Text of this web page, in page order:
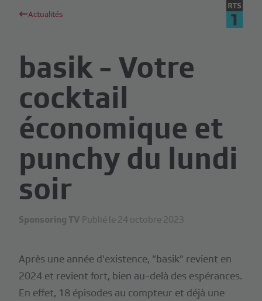
Actualités
basik - Votre
cocktail
économique et
punchy du lundi
soir
Sponsoring TV·Publié le 24 octobre 2023
Après une année d’existence, “basik” revient en
2024 et revient fort, bien au-delà des espérances.
En effet, 18 épisodes au compteur et déjà une